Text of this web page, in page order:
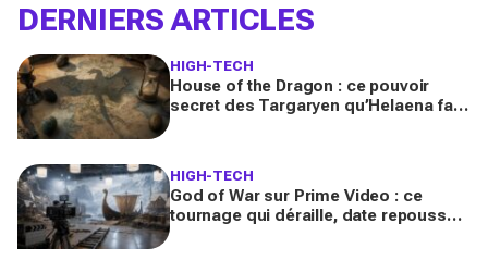
DERNIERS ARTICLES
HIGH-TECH
House of the Dragon : ce pouvoir
secret des Targaryen qu’Helaena fait
HIGH-TECH
God of War sur Prime Video : ce
tournage qui déraille, date repoussée